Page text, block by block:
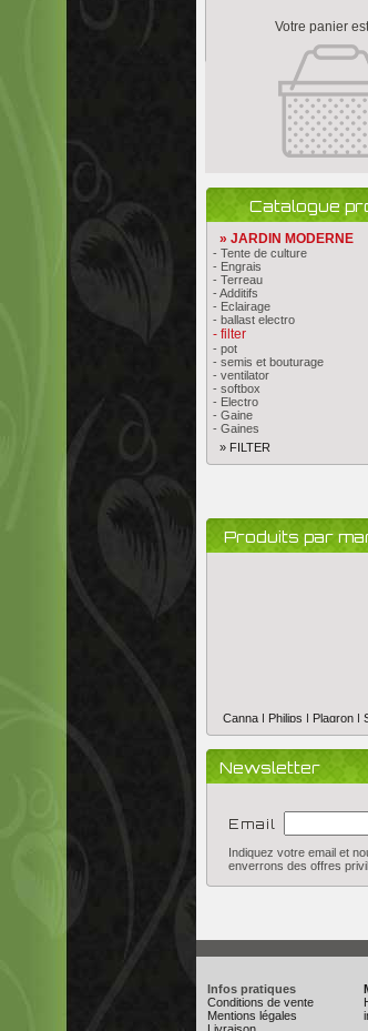
Votre panier
Catalogue
» JARDIN MODERNE
- Tente de culture
- Engrais
- Terreau
- Additifs
- Eclairage
- ballast electro
- filter
- pot
- semis et bouturage
- ventilator
- softbox
- Electro
- Gaine
- Gaines
» FILTER
Produits par
Newsletter
Email
Indiquez votre email et
enverrons des offres
Infos pratiques
Conditions de vente
Mentions légales